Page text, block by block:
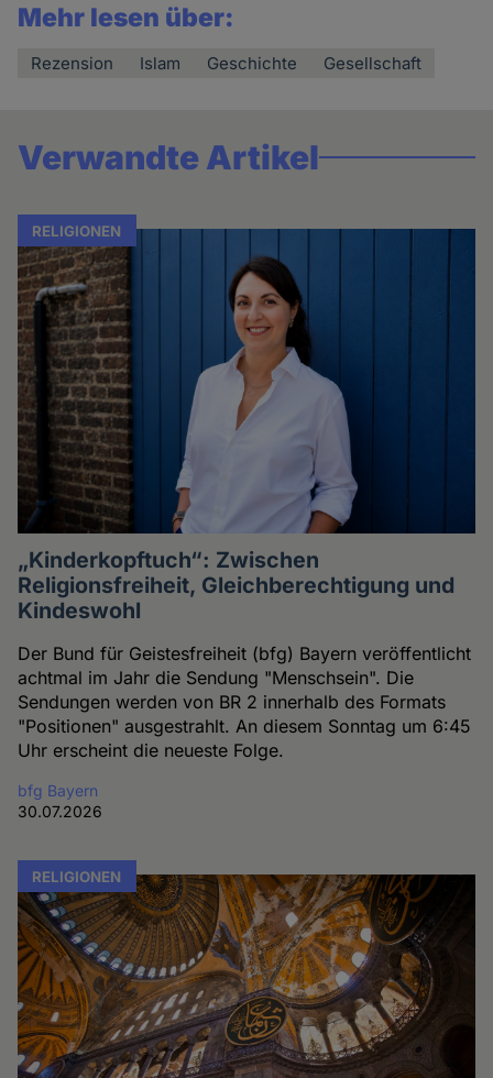
Mehr lesen über:
Rezension Islam Geschichte Gesellschaft
Verwandte Artikel
RELIGIONEN
„Kinderkopftuch“: Zwischen
Religionsfreiheit, Gleichberechtigung und
Kindeswohl
Der Bund für Geistesfreiheit (bfg) Bayern veröffentlicht
achtmal im Jahr die Sendung "Menschsein". Die
Sendungen werden von BR 2 innerhalb des Formats
"Positionen" ausgestrahlt. An diesem Sonntag um 6:45
Uhr erscheint die neueste Folge.
bfg Bayern
30.07.2026
RELIGIONEN